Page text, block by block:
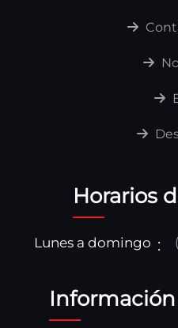
Horarios
Lunes a domingo